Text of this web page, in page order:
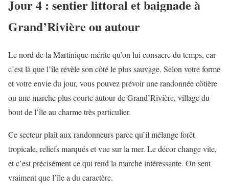
Jour 4 : sentier littoral et baignade à
Grand’Rivière ou autour
Le nord de la Martinique mérite qu’on lui consacre du temps, car
c’est là que l’île révèle son côté le plus sauvage. Selon votre forme
et votre envie du jour, vous pouvez prévoir une randonnée côtière
ou une marche plus courte autour de Grand’Rivière, village du
bout de l’île au charme très particulier.
Ce secteur plaît aux randonneurs parce qu’il mélange forêt
tropicale, reliefs marqués et vue sur la mer. Le décor change vite,
et c’est précisément ce qui rend la marche intéressante. On sent
vraiment que l’île a du caractère.